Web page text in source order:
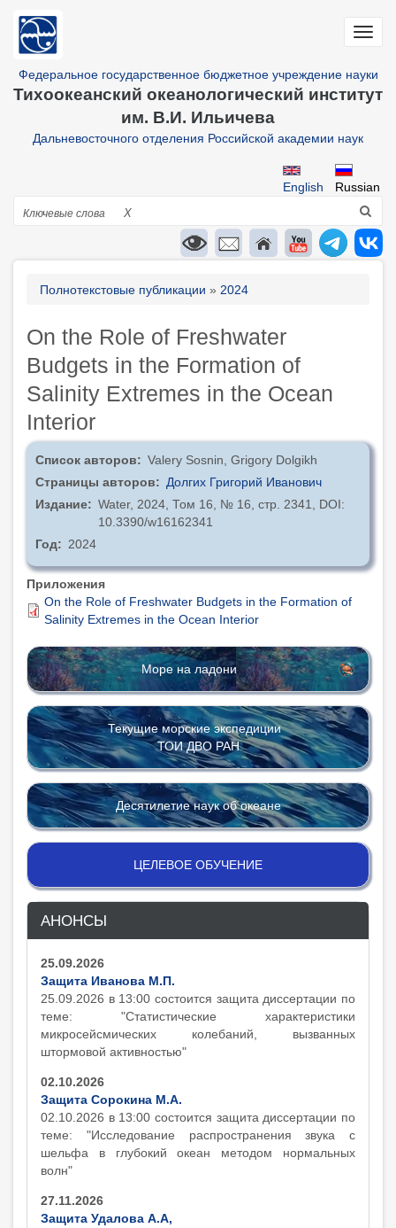
основному
Федеральное государственное бюджетное учреждение науки
Тихоокеанский океанологический институт
им. В.И. Ильичева
Дальневосточного отделения Российской академии наук
Russian
English
Поиск
X
Строка
Полнотекстовые публикации 2024
On the Role of Freshwater
Budgets in the Formation of
Salinity Extremes in the Ocean
Interior
Список авторов
Valery Sosnin, Grigory Dolgikh
Страницы авторов
Долгих Григорий Иванович
Издание
Water, 2024, Том 16, № 16, стр. 2341, DOI:
10.3390/w16162341
Год
2024
Приложения
On the Role of Freshwater Budgets in the Formation of
Salinity Extremes in the Ocean Interior
Море на ладони
Текущие морские экспедиции
ТОИ ДВО РАН
Десятилетие наук об океане
ЦЕЛЕВОЕ ОБУЧЕНИЕ
АНОНСЫ
25.09.2026
Защита Иванова М.П.
25.09.2026 в 13:00 состоится защита диcсертации по
теме: "Статистические характеристики
микросейсмических колебаний, вызванных
штормовой активностью"
02.10.2026
Защита Сорокина М.А.
02.10.2026 в 13:00 состоится защита диcсертации по
теме: "Исследование распространения звука с
шельфа в глубокий океан методом нормальных
волн"
27.11.2026
Защита Удалова А.А,